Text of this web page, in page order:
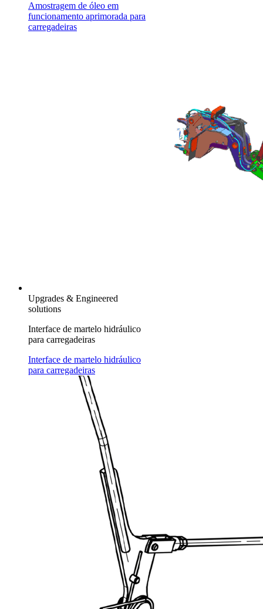
Amostragem de óleo em
funcionamento aprimorada para
carregadeiras
Upgrades & Engineered
solutions
Interface de martelo hidráulico
para carregadeiras
Interface de martelo hidráulico
para carregadeiras